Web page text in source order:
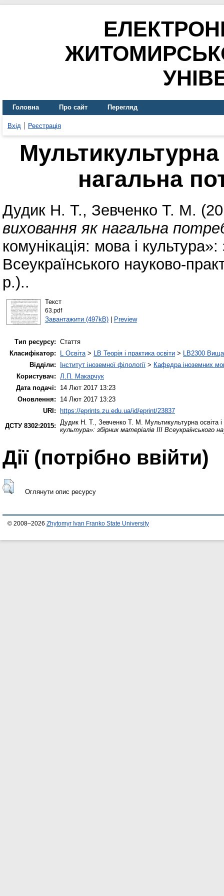
Головна Про сайт Перегляд
Вхід Реєстрація
Мультикультурна
нагальна
Дудик Н. Т., Зевченко Т. М.
виховання як нагальна
комунікація: мова і культура»:
Всеукраїнського науково-
р.)..
Текст
63.pdf
Завантажити (497kB)| Preview
Тип ресурсу: Стаття
Класифікатор:
L Освіта> LB Теорія і практика освіти > LB2300 Вища
Відділи:
Інститут іноземної філології > Кафедра іноземних
Користувач: Л.П. Макарчук
Дата подачі:
14 Лют 2017 13:23
Оновлення:
14 Лют 2017 13:23
URI:
https://eprints.zu.edu.ua/id/eprint/23837
ДСТУ 8302:2015: Дудик Н. Т., Зевченко Т. М. Мультикультурна освіта
культура»: збірник матеріалів IІІ Всеукраїнського
Дії ​​(потрібно ввійти)
Оглянути опис ресурсу
© 2008–2026 Zhytomyr Ivan Franko State University